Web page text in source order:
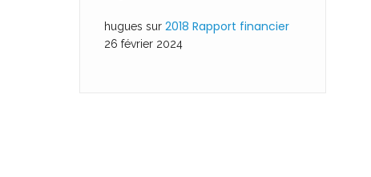
hugues sur 2018 Rapport financier
26 février 2024